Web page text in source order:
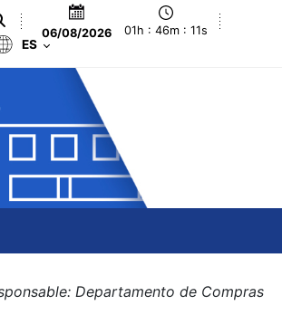
06/08/2026 01h : 46m : 12s
ES
Departamento de Compras